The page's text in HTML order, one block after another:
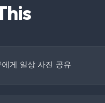
게 일상 사진 공유